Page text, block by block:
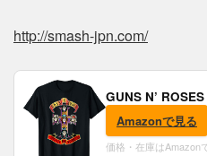
http://smash-jpn.com/
GUNS N’
Amazonで見る
価格・在庫はAmazon